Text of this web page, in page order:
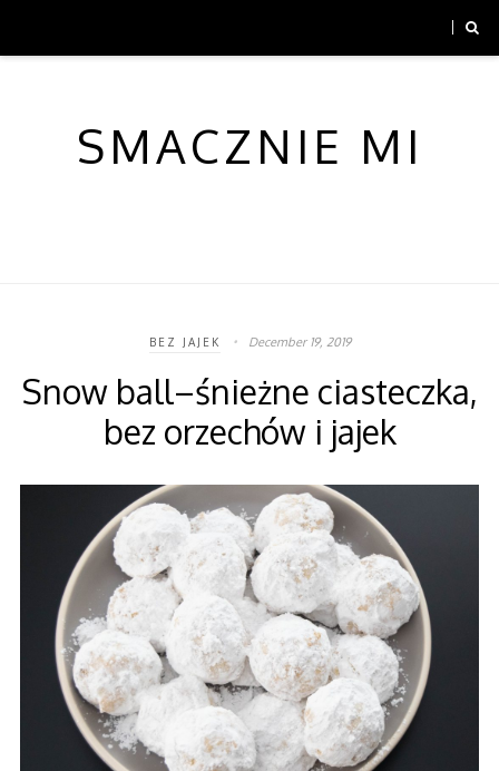
SMACZNIE MI
BEZ JAJEK December 19, 2019
Snow ball–śnieżne ciasteczka,
bez orzechów i jajek